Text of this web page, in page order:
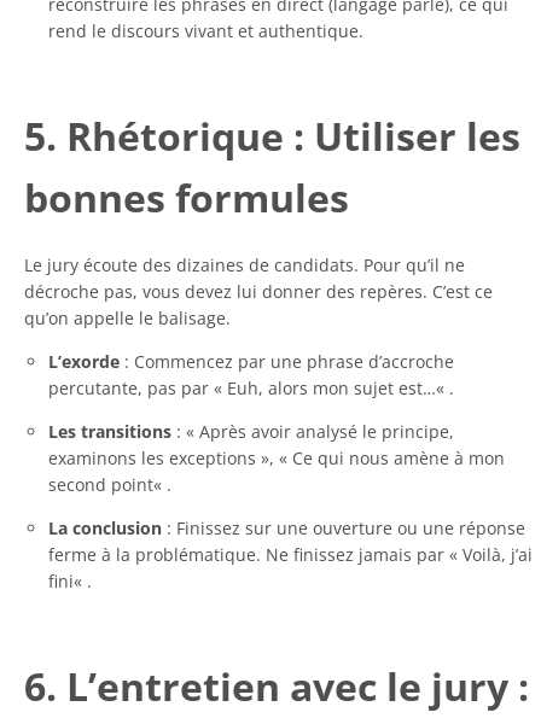
rend le discours vivant et authentique.
5. Rhétorique : Utiliser les
bonnes formules
Le jury écoute des dizaines de candidats. Pour qu’il ne
décroche pas, vous devez lui donner des repères. C’est ce
qu’on appelle le balisage.
L’exorde : Commencez par une phrase d’accroche
percutante, pas par « Euh, alors mon sujet est…« .
Les transitions : « Après avoir analysé le principe,
examinons les exceptions », « Ce qui nous amène à mon
second point« .
La conclusion : Finissez sur une ouverture ou une réponse
ferme à la problématique. Ne finissez jamais par « Voilà, j’ai
fini« .
6. L’entretien avec le jury :